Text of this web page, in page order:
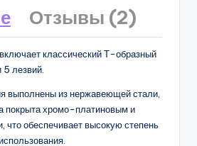
Отзывы (2)
классический Т-образный
5 лезвий.
выполнены из нержавеющей стали,
покрыта хромо-платиновым и
обеспечивает высокую степень